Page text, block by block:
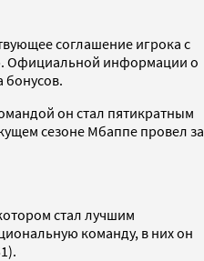
соглашение игрока с
Официальной информации о
бонусов.
он стал пятикратным
сезоне Мбаппе провел за
стал лучшим
команду, в них он